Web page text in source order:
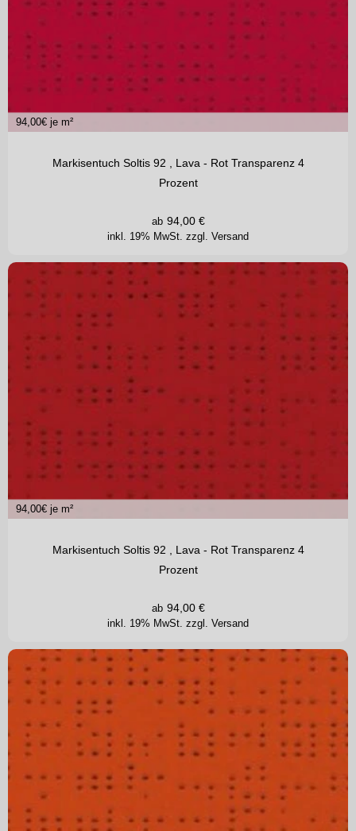
94,00€ je m²
Markisentuch Soltis 92 , Lava - Rot Transparenz 4
Prozent
inkl. 19% MwSt. zzgl. Versand
ab 94,00€
94,00€ je m²
Markisentuch Soltis 92 , Lava - Rot Transparenz 4
Prozent
inkl. 19% MwSt. zzgl. Versand
ab 94,00€